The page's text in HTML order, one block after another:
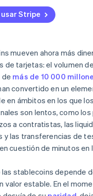
del mercado
plan de ejecución
cumplimiento de la
Stripe
mueven ahora más
de tarjetas: el volumen
de más de 10 000
convertido en un
en ámbitos en los que
son lentos, como los
a contratistas, las
y las transferencias de
cuestión de minutos en
las stablecoins depende
valor estable. En el